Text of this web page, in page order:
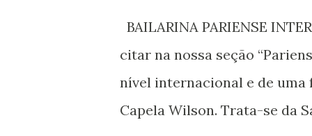
BAILARINA PARIENSE
citar na nossa seção
nível internacional e de
Capela Wilson. Trata-se da